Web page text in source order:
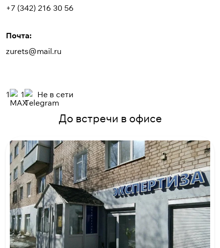
+7 (342) 216 30 56
Почта:
zurets@mail.ru
1 1 Не в сети
До встречи в офисе